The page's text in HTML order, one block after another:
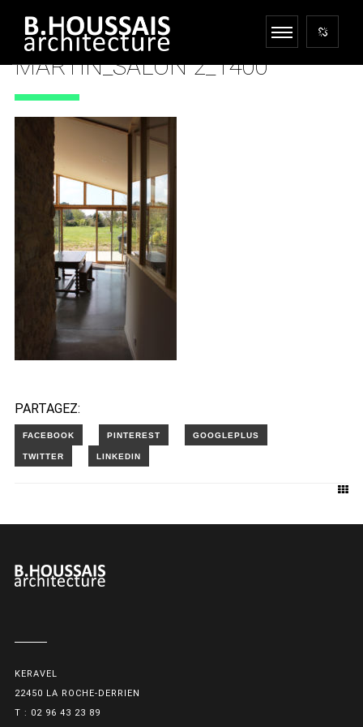
MARTIN_SALON 2_1400
15 JUIN 2023
PARTAGEZ:
KERAVEL
22450 LA ROCHE-DERRIEN
T : 02 96 43 23 89